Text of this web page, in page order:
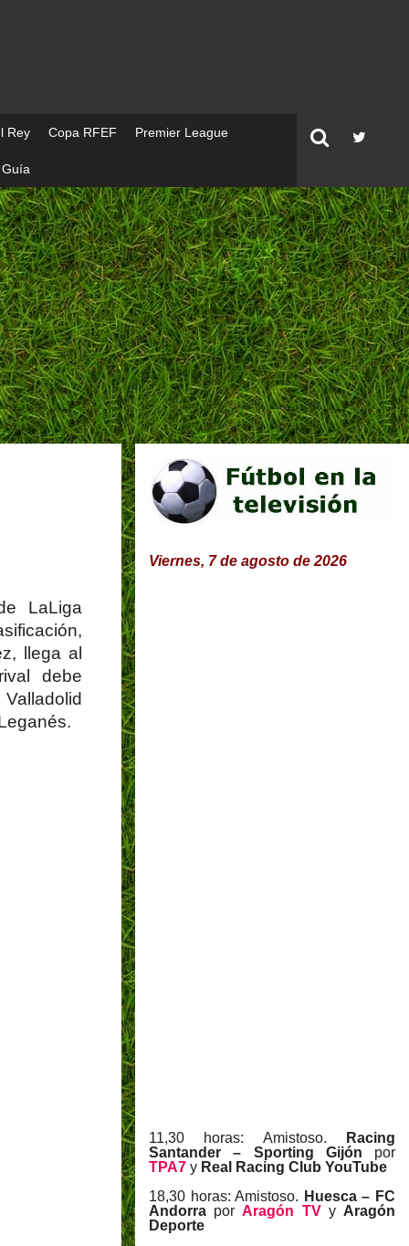
Rey Copa RFEF Premier League
Guía
LaLiga
llega al
debe
Viernes, 7 de agosto de 2026
11,30 horas: Amistoso.
Racing
Santander – Sporting Gijón por
TPA7 y Real Racing Club YouTube
18,30 horas: Amistoso. Huesca – FC
Andorra porAragón TVy Aragón
Deporte